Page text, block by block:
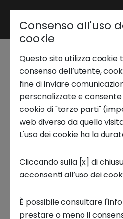
Trend Analysis
Applied Research
Startup Development
Business Transformation
Ecosystem enabling
Seminario
Olfatto e
connessioni
tra relazioni,
19 FEBBRAIO 2026
Consenso all'uso
cookie
Questo sito utilizza cookie
consenso dell’utente,
fine di inviare
personalizzate e
cookie di "terze parti"
web diverso da quello
L'uso dei cookie ha la
Cliccando sulla [x] di
acconsenti all’uso dei
È possibile consultare
prestare o meno il